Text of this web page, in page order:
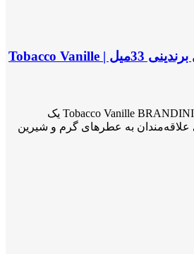
ادوپرفیوم توباکو وانیل برندینی 33میل | Tobacco Vanille
عطر توباکو وانیل برندینی Tobacco Vanille BRANDINI یک
به عطرهای گرم و شیرین